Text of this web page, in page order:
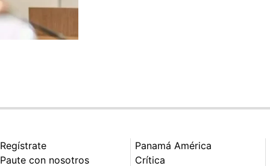
Regístrate
Paute con nosotros
Panamá América
Crítica